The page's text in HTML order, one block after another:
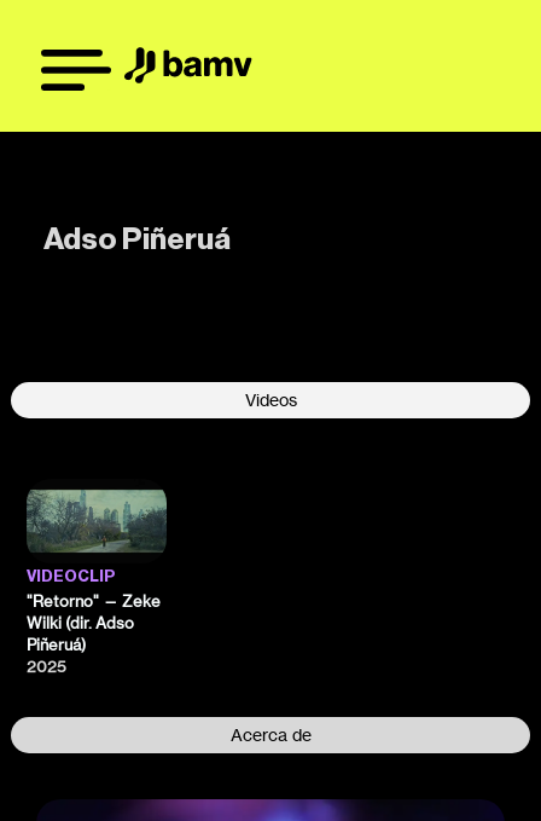
Adso Piñeruá
Videos
Acerca de
VIDEOCLIP
"Retorno" — Zeke
Wilki (dir. Adso
Piñeruá)
2025